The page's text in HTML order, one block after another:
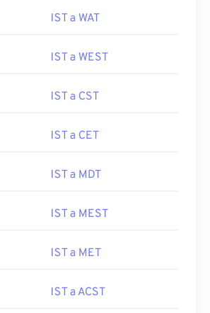
IST a WAT
IST a WEST
IST a CST
IST a CET
IST a MDT
IST a MEST
IST a MET
IST a ACST